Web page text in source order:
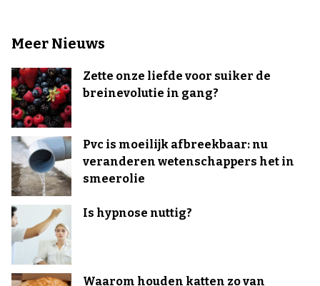
Meer Nieuws
Zette onze liefde voor suiker de
breinevolutie in gang?
Pvc is moeilijk afbreekbaar: nu
veranderen wetenschappers het in
smeerolie
Is hypnose nuttig?
Waarom houden katten zo van